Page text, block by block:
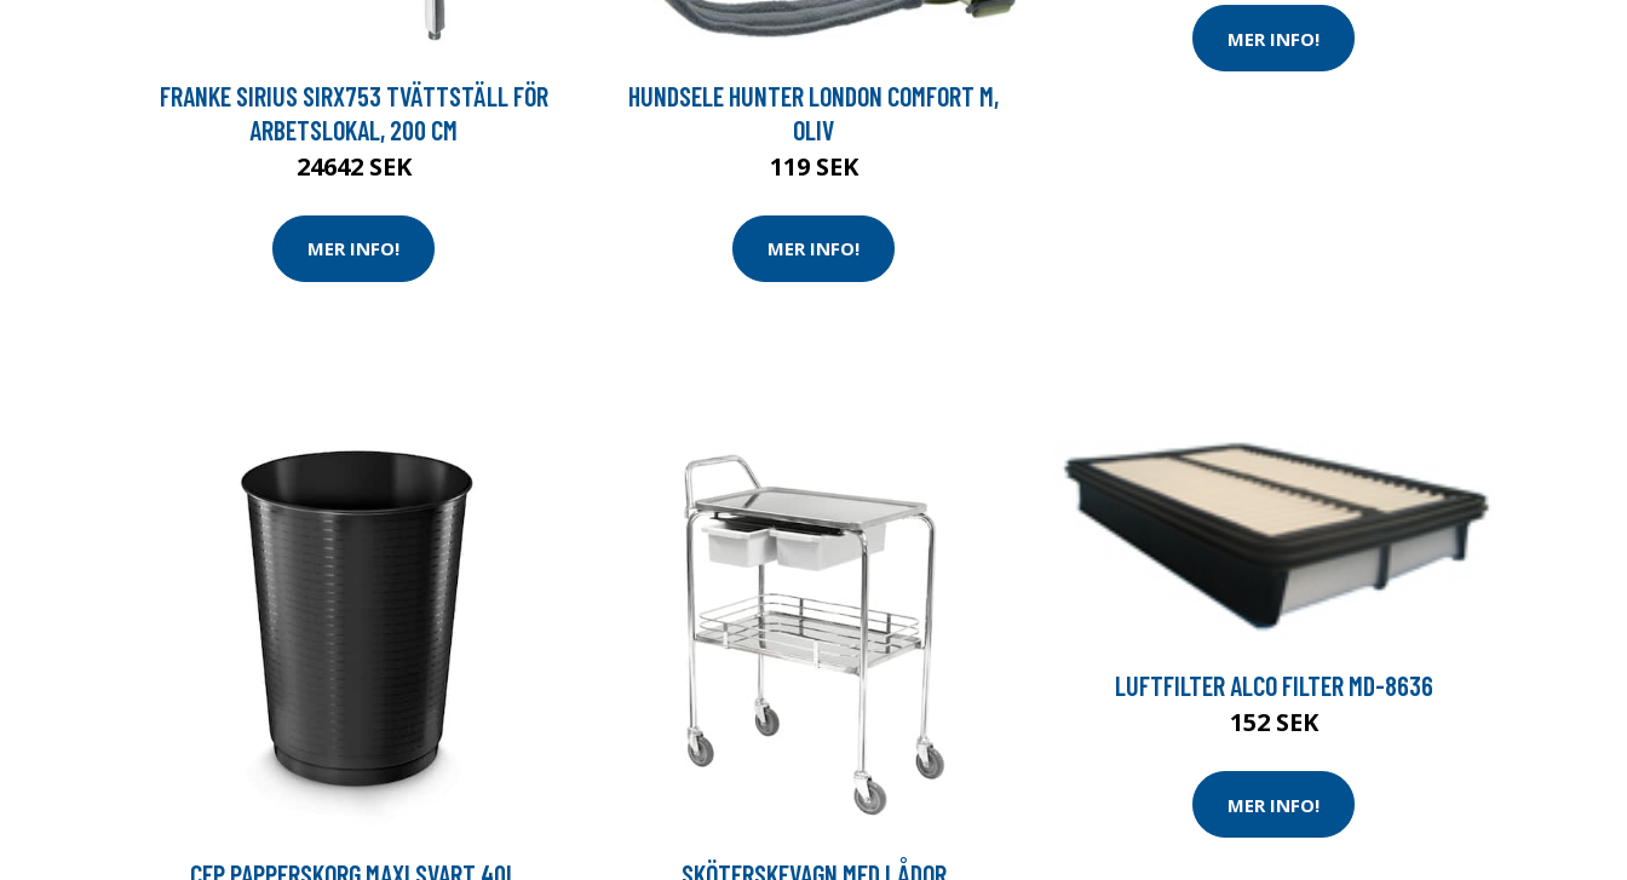
FRANKE SIRIUS SIRX753 TVÄTTSTÄLL FÖR
ARBETSLOKAL, 200 CM
24642 SEK
MER INFO!
HUNDSELE HUNTER LONDON COMFORT M,
OLIV
119 SEK
MER INFO!
MER INFO!
CEP PAPPERSKORG MAXI SVART 40L SKÖTERSKEVAGN MED LÅDOR
LUFTFILTER ALCO FILTER MD-8636
152 SEK
MER INFO!